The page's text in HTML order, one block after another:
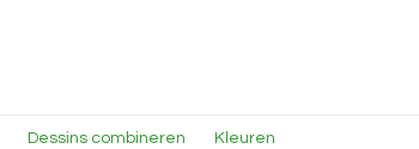
Dessins combineren Kleuren